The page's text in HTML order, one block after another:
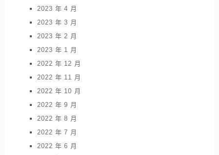
2023 年 4 月
2023 年 3 月
2023 年 2 月
2023 年 1 月
2022 年 12 月
2022 年 11 月
2022 年 10 月
2022 年 9 月
2022 年 8 月
2022 年 7 月
2022 年 6 月